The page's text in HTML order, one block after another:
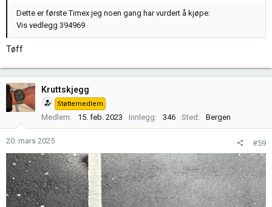
Dette er første Timex jeg noen gang har vurdert å kjøpe:
Vis vedlegg 394969
Tøff
Kruttskjegg
Støttemedlem
Medlem 15. feb. 2023 Innlegg 346 Sted Bergen
20. mars 2025 #59